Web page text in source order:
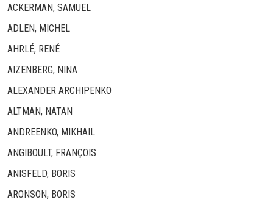
ACKERMAN, SAMUEL
ADLEN, MICHEL
AHRLÉ, RENÉ
AIZENBERG, NINA
ALEXANDER ARCHIPENKO
ALTMAN, NATAN
ANDREENKO, MIKHAIL
ANGIBOULT, FRANÇOIS
ANISFELD, BORIS
ARONSON, BORIS